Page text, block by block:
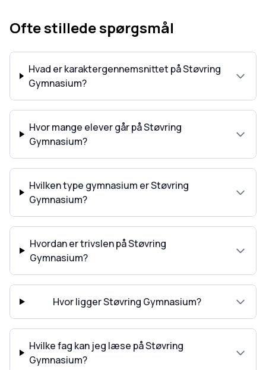
Ofte stillede spørgsmål
Hvad er karaktergennemsnittet på Støvring
Gymnasium?
Hvor mange elever går på Støvring
Gymnasium?
Hvilken type gymnasium er Støvring
Gymnasium?
Hvordan er trivslen på Støvring
Gymnasium?
Hvor ligger Støvring Gymnasium?
Hvilke fag kan jeg læse på Støvring
Gymnasium?